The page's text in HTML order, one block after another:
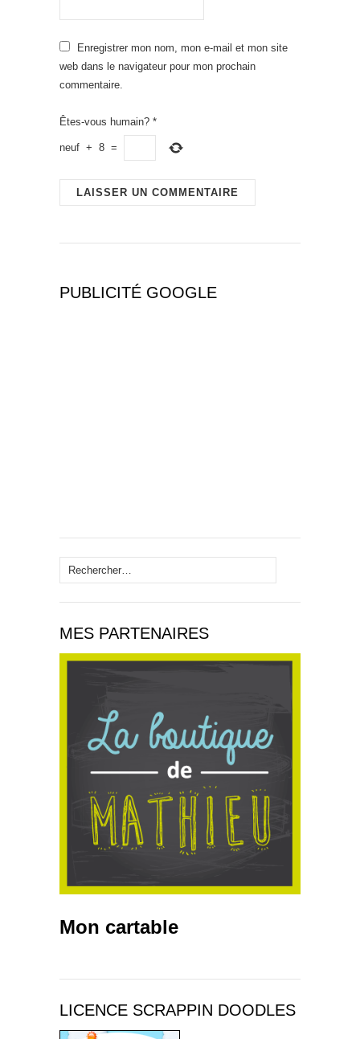
Enregistrer mon nom, mon e-mail et mon site
web dans le navigateur pour mon prochain
commentaire.
Êtes-vous humain? *
neuf + 8 =
PUBLICITÉ GOOGLE
Rechercher :
MES PARTENAIRES
Mon cartable
LICENCE SCRAPPIN DOODLES